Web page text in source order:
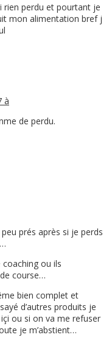
rien perdu et pourtant je
mon alimentation bref j
à
de perdu.
prés après si je perds
coaching ou ils
course…
bien complet et
d’autres produits je
ou si on va me refuser
je m’abstient…